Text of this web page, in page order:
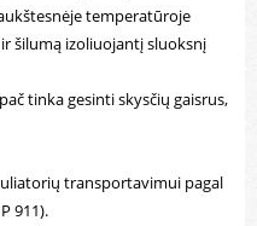
temperatūroje
šilumą izoliuojantį sluoksnį
tinka gesinti skysčių gaisrus,
transportavimui pagal
911).